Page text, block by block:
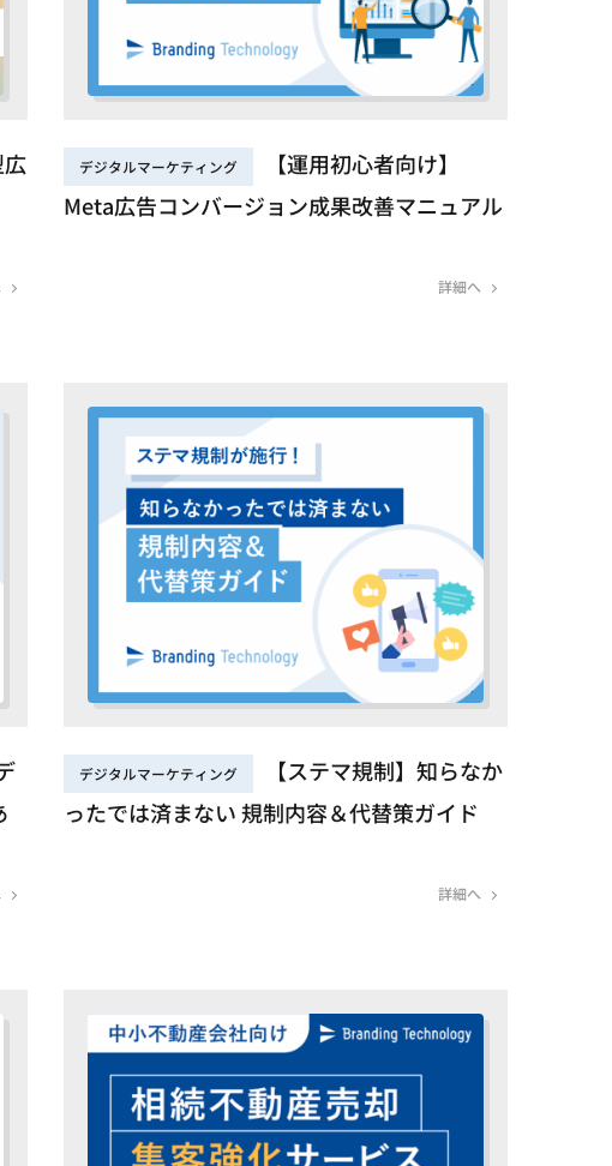
広
デジタルマーケティング
【運用初心者向け】
Meta広告コンバージョン成果改善マニュアル
詳細へ
デジタルマーケティング
【ステマ規制】知らなか
ったでは済まない 規制内容＆代替策ガイド
詳細へ